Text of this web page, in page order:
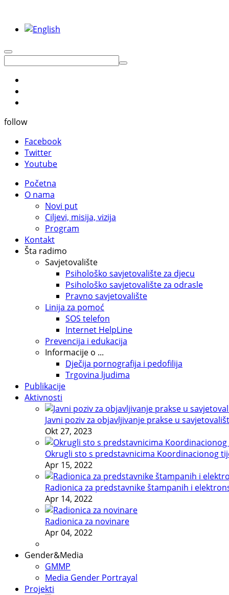
follow
Facebook
Twitter
Youtube
Početna
O nama
Novi put
Ciljevi, misija, vizija
Program
Kontakt
Šta radimo
Savjetovalište
Psihološko savjetovalište za djecu
Psihološko savjetovalište za odrasle
Pravno savjetovalište
Linija za pomoć
SOS telefon
Internet HelpLine
Prevencija i edukacija
Informacije o ...
Dječija pornografija i pedofilija
Trgovina ljudima
Publikacije
Aktivnosti
Javni poziv za objavljivanje prakse u
Okt 27, 2023
Okrugli sto s predstavnicima Koordinacionog
Apr 15, 2022
Radionica za predstavnike štampanih i
Apr 14, 2022
Radionica za novinare
Apr 04, 2022
Gender&Media
GMMP
Media Gender Portrayal
Projekti